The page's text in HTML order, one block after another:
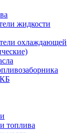
жидкости
охлаждающей
топлива